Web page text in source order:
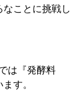
なことに挑戦し
は『発酵料
す。